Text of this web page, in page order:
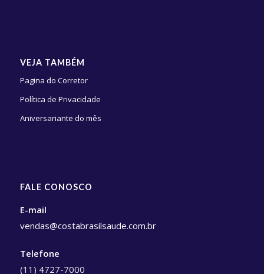
VEJA TAMBÉM
Pagina do Corretor
Política de Privacidade
Aniversariante do mês
FALE CONOSCO
E-mail
vendas@costabrasilsaude.com.br
Telefone
(11) 4727-7000